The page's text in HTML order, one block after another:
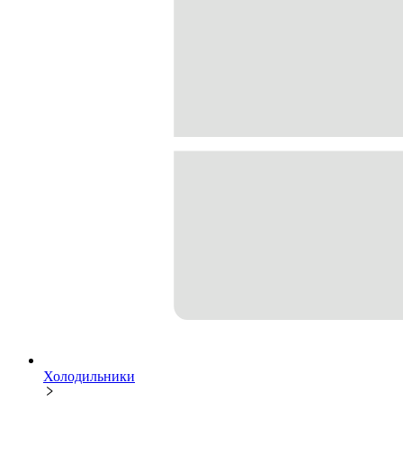
Холодильники